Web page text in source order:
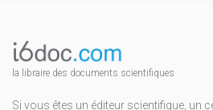
la libraire des documents scientifiques
Si vous êtes un éditeur scientifique, un